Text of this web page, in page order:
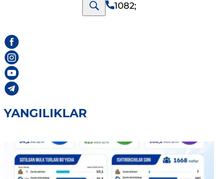
1082;
YANGILIKLAR